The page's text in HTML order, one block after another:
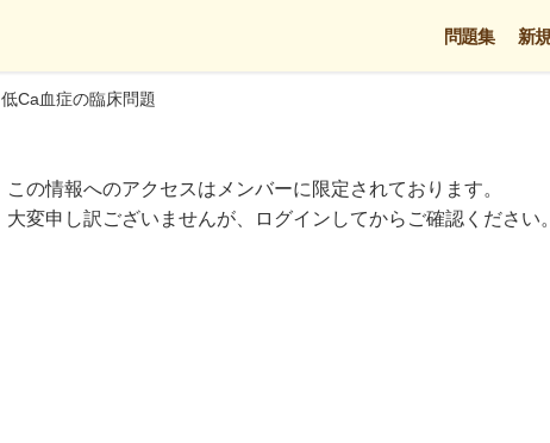
問題集 新
低Ca血症の臨床問題
この情報へのアクセスはメンバーに限定されております。
大変申し訳ございませんが、ログインしてからご確認ください。